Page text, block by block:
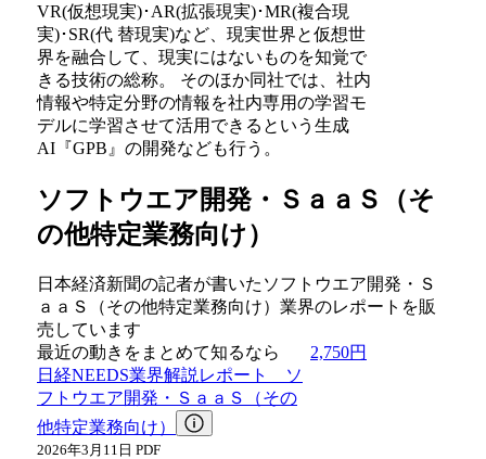
VR(仮想現実)･AR(拡張現実)･MR(複合現
実)･SR(代 替現実)など、現実世界と仮想世
界を融合して、現実にはないものを知覚で
きる技術の総称。 そのほか同社では、社内
情報や特定分野の情報を社内専用の学習モ
デルに学習させて活用できるという生成
AI『GPB』の開発なども行う。
ソフトウエア開発・ＳａａＳ（そ
の他特定業務向け）
日本経済新聞の記者が書いたソフトウエア開発・Ｓ
ａａＳ（その他特定業務向け）業界のレポートを販
売しています
最近の動きをまとめて知るなら
日経NEEDS業界解説レポート ソ
フトウエア開発・ＳａａＳ（その
他特定業務向け）
2026年3月11日 PDF
2,750円